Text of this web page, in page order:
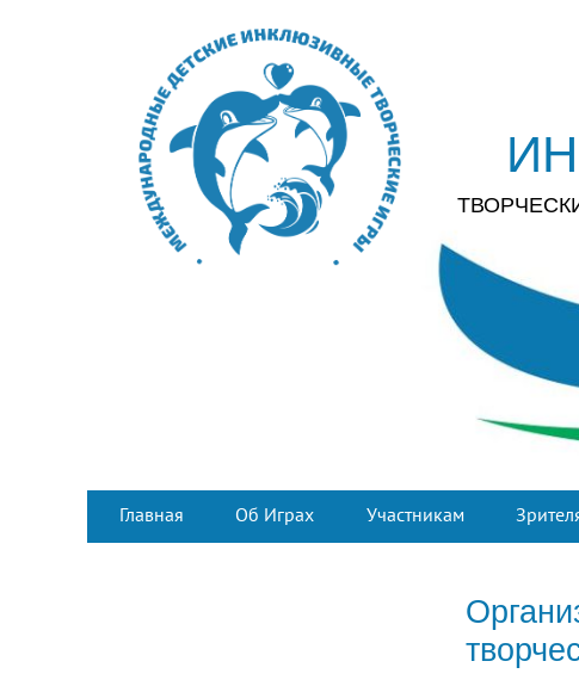
Главная Об Играх Участникам